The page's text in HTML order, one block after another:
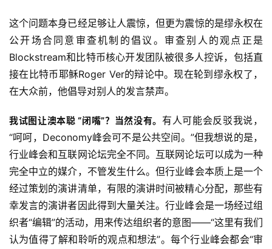
这个问题本身已经足够让人震惊，但更为震惊的是缪永权在
公开场合同意审查机制的倡议。审查别人的观点正是
Blockstream和比特币核心开发团队被很多人控诉，包括直
接在比特币耶稣Roger Ver的辩论中。现在轮到缪永权了，
在大众前，他倡导对别人的发言禁声。
我试图让澳本聪 “闭嘴”？当然没有。 有人可能会反驳我说，
“呵呵，Deconomy峰会可不是公共空间。”但我想说的是，
行业峰会和互联网论坛完全不同。互联网论坛可以成为一种
完全中立的媒介，不管发生什么。但行业峰会本质上是一个
经过策划的演讲清单，有限的演讲时间被精心分配，那些有
幸发言的演讲者因此得到大量关注。行业峰会是一场经过组
织者“编辑”的活动，用来传达组织者的意图——“这里有我们
认为值得了解和聆听的观点和想法”。每个行业峰会都会“审